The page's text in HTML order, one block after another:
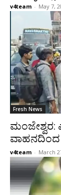
v4team - May 7,
Fresh News
v4team - March